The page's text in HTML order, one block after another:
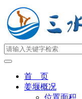
首 页
姜堰概况
位置面积